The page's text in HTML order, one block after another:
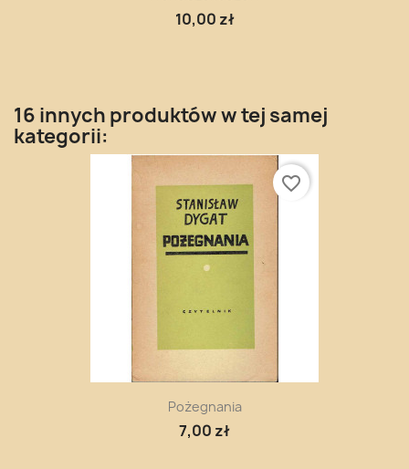
10,00 zł
16 innych produktów w tej samej
kategorii:
Pożegnania
7,00 zł
favorite_border